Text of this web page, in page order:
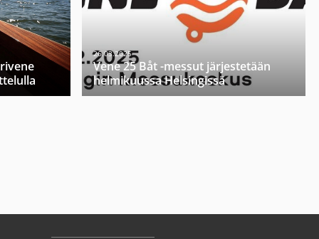
26.03.2025
Vene 25 Båt -messut järjestetään
helmikuussa Helsingissä